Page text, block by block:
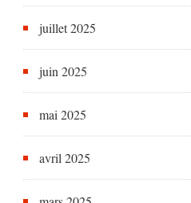
juillet 2025
juin 2025
mai 2025
avril 2025